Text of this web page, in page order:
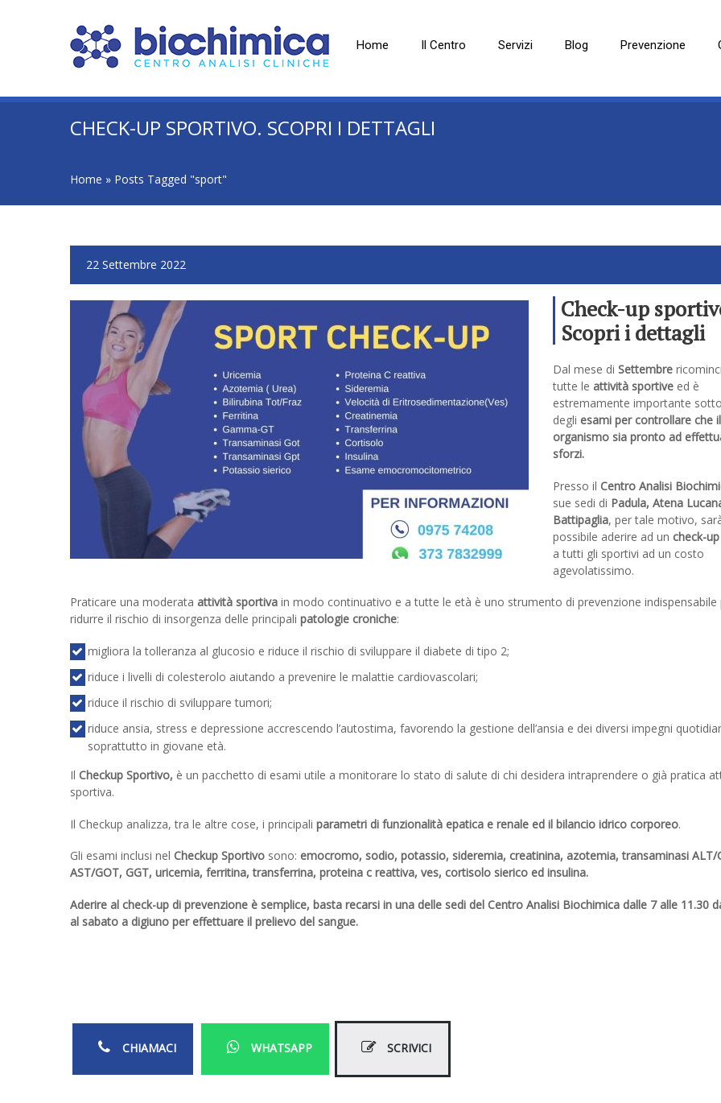
Home Il Centro Servizi Blog Prevenzione
CHECK-UP SPORTIVO. SCOPRI I DETTAGLI
Home » Posts Tagged "sport"
22 Settembre 2022
Check-up
Scopri i dettagli
Dal mese di Settembre
tutte le attività sportive ed è
estremamente importante
degli esami per controllare che
organismo sia pronto ad
sforzi.
Presso il Centro Analisi
sue sedi di Padula, Atena
Battipaglia, per tale motivo,
possibile aderire ad un check-up
a tutti gli sportivi ad un costo
agevolatissimo.
Praticare una moderata attività sportiva in modo continuativo e a tutte le età è uno strumento di prevenzione indispensabile
ridurre il rischio di insorgenza delle principali patologie croniche:
migliora la tolleranza al glucosio e riduce il rischio di sviluppare il diabete di tipo 2;
riduce i livelli di colesterolo aiutando a prevenire le malattie cardiovascolari;
riduce il rischio di sviluppare tumori;
riduce ansia, stress e depressione accrescendo l’autostima, favorendo la gestione dell’ansia e dei diversi impegni
soprattutto in giovane età.
Il Checkup Sportivo, è un pacchetto di esami utile a monitorare lo stato di salute di chi desidera intraprendere o già pratica
sportiva.
Il Checkup analizza, tra le altre cose, i principali parametri di funzionalità epatica e renale ed il bilancio idrico corporeo.
Gli esami inclusi nel Checkup Sportivo sono: emocromo, sodio, potassio, sideremia, creatinina, azotemia, transaminasi ALT/
AST/GOT, GGT, uricemia, ferritina, transferrina, proteina c reattiva, ves, cortisolo sierico ed insulina.
Aderire al check-up di prevenzione è semplice, basta recarsi in una delle sedi del Centro Analisi Biochimica dalle 7 alle 11.30
al sabato a digiuno per effettuare il prelievo del sangue.
CHIAMACI WHATSAPP SCRIVICI